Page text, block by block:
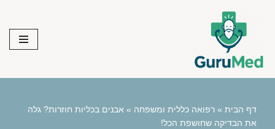
content
דף הבית » רפואה כללית ומשפחה » אבנים בכליות חוזרות? גלה
את הבדיקה שחושפת הכל!